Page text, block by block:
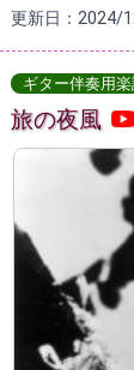
更新日：2024/
ギター伴奏用
旅の夜風